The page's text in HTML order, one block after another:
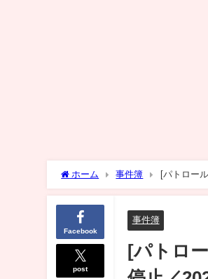
ホーム 事件簿 [パトロー
Facebook
post
事件簿
[パトロ